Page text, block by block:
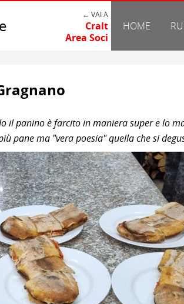
← VAI A
Cralt
Area Soci
HOME
il panino è farcito in maniera super e lo
pane ma "vera poesia" quella che si